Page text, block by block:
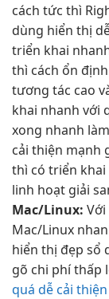
cách tức thì
dùng hiển thị
triển khai
thì cách ổn định
tương tác cao
khai nhanh với
xong nhanh
cải thiện mạnh
thì có triển khai
linh hoạt giải
Mac/Linux: Với
Mac/Linux
hiển thị đẹp sổ
gõ chi phí thấp
quá dễ cải